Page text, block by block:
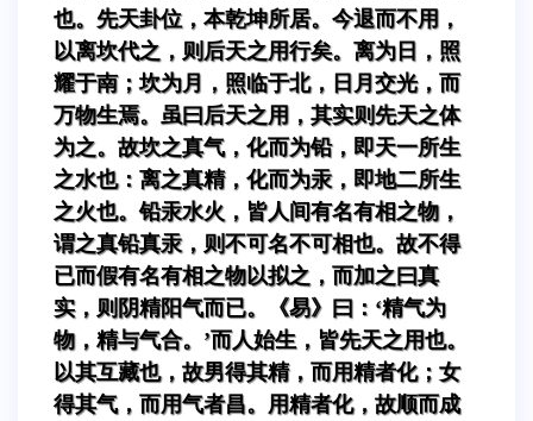
也。先天卦位，本乾坤所居。今退而不用，
以离坎代之，则后天之用行矣。离为日，照
耀于南；坎为月，照临于北，日月交光，而
万物生焉。虽曰后天之用，其实则先天之体
为之。故坎之真气，化而为铅，即天一所生
之水也：离之真精，化而为汞，即地二所生
之火也。铅汞水火，皆人间有名有相之物，
谓之真铅真汞，则不可名不可相也。故不得
已而假有名有相之物以拟之，而加之曰真
实，则阴精阳气而已。《易》曰：‘精气为
物，精与气合。’而人始生，皆先天之用也。
以其互藏也，故男得其精，而用精者化；女
得其气，而用气者昌。用精者化，故顺而成